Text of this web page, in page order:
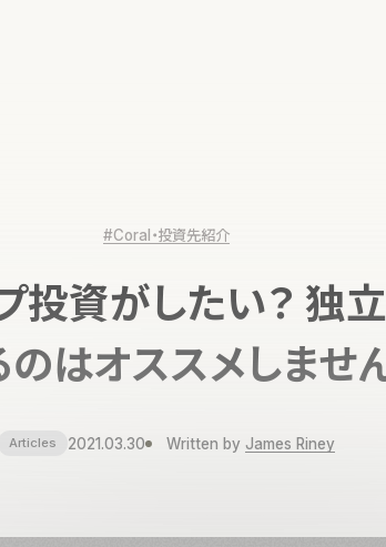
#Coral・投資先紹介
投資がしたい？ 独
のはオススメしませ
Articles 2021.03.30 Written by James Riney